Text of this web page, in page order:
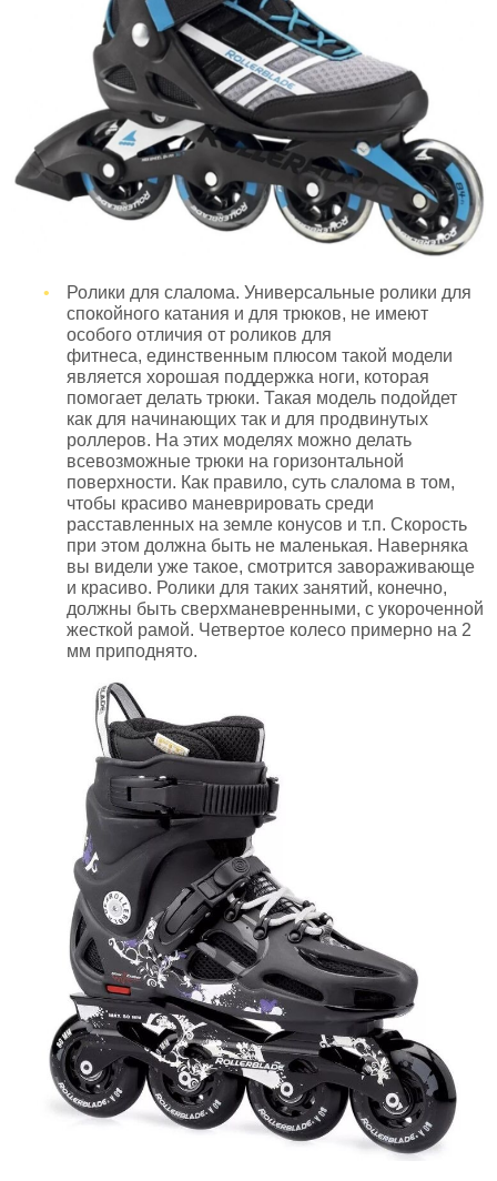
Ролики для слалома. Универсальные ролики для
спокойного катания и для трюков, не имеют
особого отличия от роликов для
фитнеса, единственным плюсом такой модели
является хорошая поддержка ноги, которая
помогает делать трюки. Такая модель подойдет
как для начинающих так и для продвинутых
роллеров. На этих моделях можно делать
всевозможные трюки на горизонтальной
поверхности. Как правило, суть слалома в том,
чтобы красиво маневрировать среди
расставленных на земле конусов и т.п. Скорость
при этом должна быть не маленькая. Наверняка
вы видели уже такое, смотрится завораживающе
и красиво. Ролики для таких занятий, конечно,
должны быть сверхманевренными, с укороченной
жесткой рамой. Четвертое колесо примерно на 2
мм приподнято.